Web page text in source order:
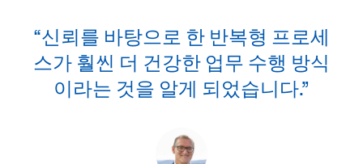
“신뢰를 바탕으로 한 반복형 프로세
스가 훨씬 더 건강한 업무 수행 방식
이라는 것을 알게 되었습니다.”